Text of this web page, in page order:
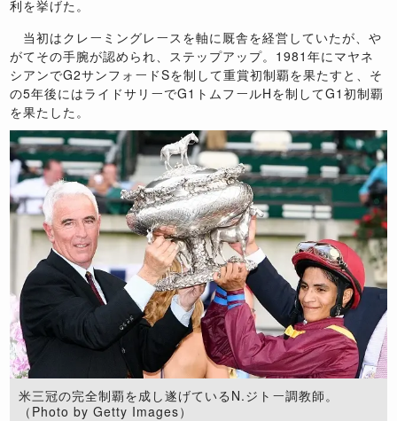
利を挙げた。
当初はクレーミングレースを軸に厩舎を経営していたが、や
がてその手腕が認められ、ステップアップ。1981年にマヤネ
シアンでG2サンフォードSを制して重賞初制覇を果たすと、そ
の5年後にはライドサリーでG1トムフールHを制してG1初制覇
を果たした。
米三冠の完全制覇を成し遂げているN.ジトー調教師。
（Photo by Getty Images）